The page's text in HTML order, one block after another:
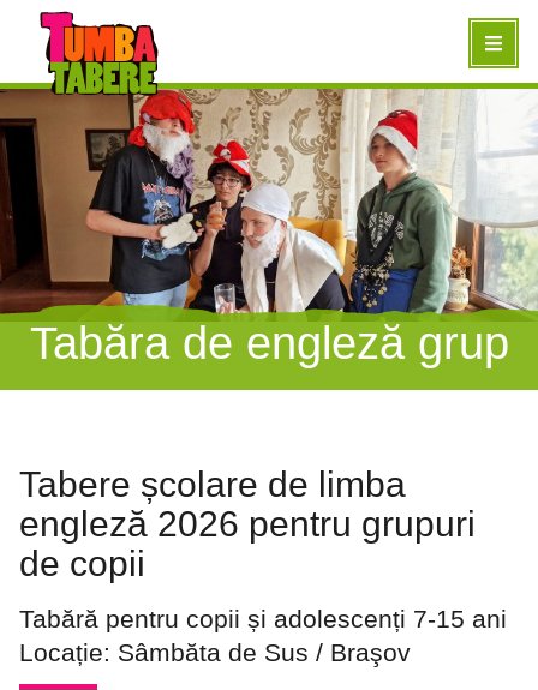
Tabăra de engleză grup
Tabere școlare de limba
engleză 2026 pentru grupuri
de copii
Tabără pentru copii și adolescenți 7-15 ani
Locație: Sâmbăta de Sus / Braşov